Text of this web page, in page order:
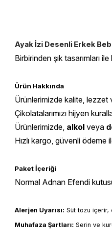
Ayak İzi Desenli Erkek
Birbirinden şık tasarımları
Ürün Hakkında
Ürünlerimizde kalite, lezzet
Çikolatalarımızı hijyen
Ürünlerimizde, alkol veya
Hızlı kargo, güvenli
Paket İçeriği
Normal Adnan Efendi
Alerjen Uyarısı: Süt tozu içerir,
Muhafaza Şartları: Serin ve